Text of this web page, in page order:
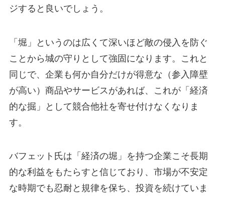
ジすると良いでしょう。
「堀」というのは広くて深いほど敵の侵入を防ぐ
ことから城の守りとして強固になります。これと
同じで、企業も何か自分だけが得意な（参入障壁
が高い）商品やサービスがあれば、これが「経済
的な掘」として競合他社を寄せ付けなくなりま
す。
バフェット氏は「経済の堀」を持つ企業こそ長期
的な利益をもたらすと信じており、市場が不安定
な時期でも忍耐と規律を保ち、投資を続けていま